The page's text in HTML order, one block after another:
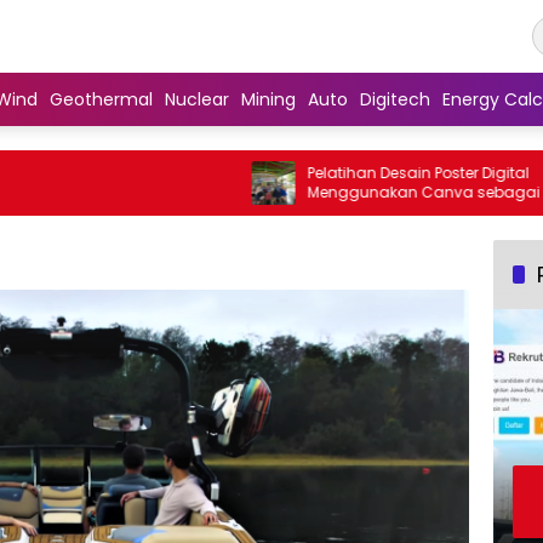
Geothermal Nuclear Mining Auto Digitech Energy
Pelatihan Desain Poster Digital
Menggunakan Canva sebagai Upaya
Penguatan Komunikasi Visual pada